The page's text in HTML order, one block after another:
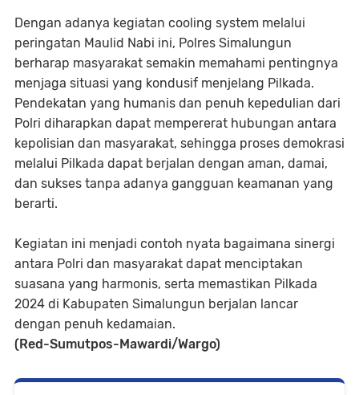
Dengan adanya kegiatan cooling system melalui
peringatan Maulid Nabi ini, Polres Simalungun
berharap masyarakat semakin memahami pentingnya
menjaga situasi yang kondusif menjelang Pilkada.
Pendekatan yang humanis dan penuh kepedulian dari
Polri diharapkan dapat mempererat hubungan antara
kepolisian dan masyarakat, sehingga proses demokrasi
melalui Pilkada dapat berjalan dengan aman, damai,
dan sukses tanpa adanya gangguan keamanan yang
berarti.
Kegiatan ini menjadi contoh nyata bagaimana sinergi
antara Polri dan masyarakat dapat menciptakan
suasana yang harmonis, serta memastikan Pilkada
2024 di Kabupaten Simalungun berjalan lancar
dengan penuh kedamaian.
(Red-Sumutpos-Mawardi/Wargo)